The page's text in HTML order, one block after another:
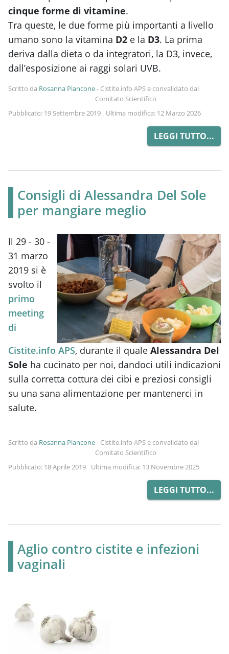
cinque forme di vitamine.
Tra queste, le due forme più importanti a livello
umano sono la vitamina D2 e la D3. La prima
deriva dalla dieta o da integratori, la D3, invece,
dall’esposizione ai raggi solari UVB.
Scritto da Rosanna Piancone- Cistite.info APS e convalidato dal
Comitato Scientifico
Pubblicato: 19 Settembre 2019
Ultima modifica: 12 Marzo 2026
LEGGI TUTTO...
Consigli di Alessandra Del Sole
per mangiare meglio
Il 29 - 30 -
31 marzo
2019 si è
svolto il
primo
meeting
di
Cistite.info APS, durante il quale Alessandra Del
Sole ha cucinato per noi, dandoci utili indicazioni
sulla corretta cottura dei cibi e preziosi consigli
su una sana alimentazione per mantenerci in
salute.
Scritto da Rosanna Piancone- Cistite.info APS e convalidato dal
Comitato Scientifico
Pubblicato: 18 Aprile 2019
Ultima modifica: 13 Novembre 2025
LEGGI TUTTO...
Aglio contro cistite e infezioni
vaginali